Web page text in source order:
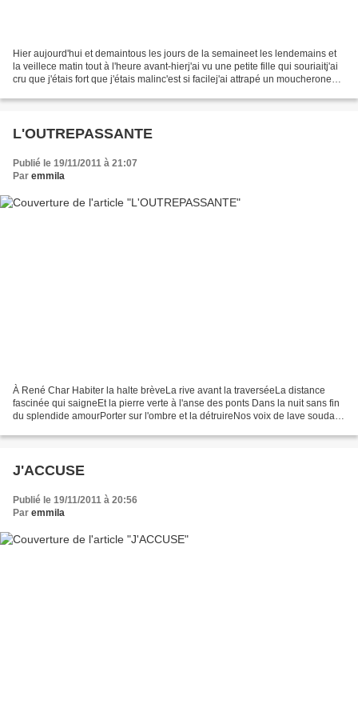
Hier aujourd'hui et demaintous les jours de la semaineet les lendemains et
la veillece matin tout à l'heure avant-hierj'ai vu une petite fille qui souriaitj'ai
cru que j'étais fort que j'étais malinc'est si facilej'ai attrapé un moucheronen
L'OUTREPASSANTE
Publié le 19/11/2011 à 21:07
Par emmila
À René Char Habiter la halte brèveLa rive avant la traverséeLa distance
fascinée qui saigneEt la pierre verte à l'anse des ponts Dans la nuit sans fin
du splendide amourPorter sur l'ombre et la détruireNos voix de lave soudain
J'ACCUSE
Publié le 19/11/2011 à 20:56
Par emmila